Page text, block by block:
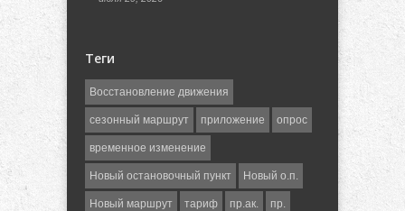
Теги
Восстановление движения
сезонный маршрут приложение опрос
временное изменение
Новый остановочный пункт Новый о.п.
Новый маршрут тариф пр.ак. пр.